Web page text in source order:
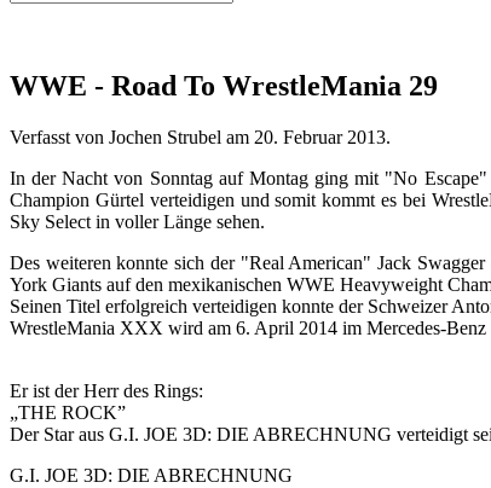
WWE - Road To WrestleMania 29
Verfasst von Jochen Strubel am 20. Februar 2013.
In der Nacht von Sonntag auf Montag ging mit "No
Champion Gürtel verteidigen und somit kommt es bei
Sky Select in voller Länge sehen.
Des weiteren konnte sich der "Real American" Jack
York Giants auf den mexikanischen WWE Heavyweight
Seinen Titel erfolgreich verteidigen konnte der Schweizer
WrestleMania XXX wird am 6. April 2014 im Mercedes-Benz
Er ist der Herr des Rings:
„THE ROCK”
Der Star aus G.I. JOE 3D: DIE ABRECHNUNG verteidigt
G.I. JOE 3D: DIE ABRECHNUNG